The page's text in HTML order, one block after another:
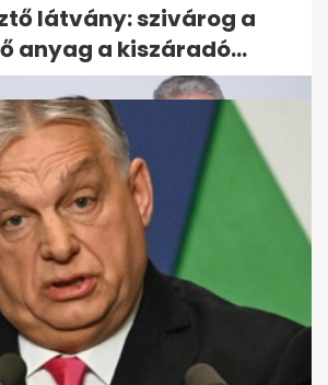
Norbiék
látvány: szivárog a
anyag a kiszáradó...